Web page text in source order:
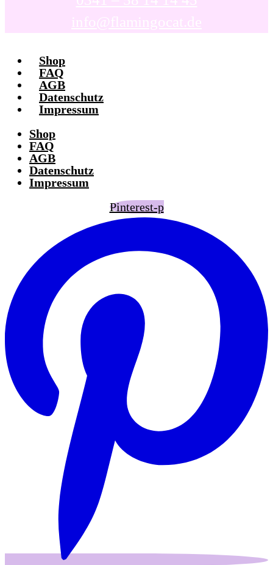
info@flamingocat.de
Shop
FAQ
AGB
Datenschutz
Impressum
Shop
FAQ
AGB
Datenschutz
Impressum
Pinterest-p